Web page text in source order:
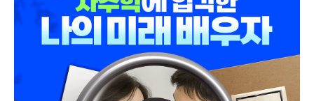
토정비결
오늘의 운세